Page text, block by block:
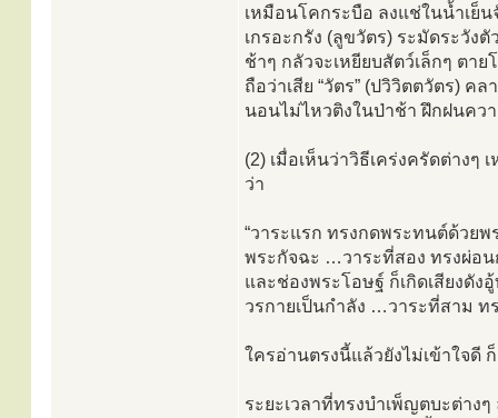
เหมือนโคกระบือ ลงแช่ในน้ำเย็
เกรอะกรัง (ลูขวัตร) ระมัดระวัง
ช้าๆ กลัวจะเหยียบสัตว์เล็กๆ ตา
ถือว่าเสีย “วัตร” (ปวิวิตตวัตร)
นอนไม่ไหวติงในป่าช้า ฝึกฝนคว
(2) เมื่อเห็นว่าวิธีเคร่งครัดต่าง
ว่า
“วาระแรก ทรงกดพระทนต์ด้วย
พระกัจฉะ …วาระที่สอง ทรงผ่อ
และช่องพระโอษฐ์ ก็เกิดเสียงดั
วรกายเป็นกำลัง …วาระที่สาม ท
ใครอ่านตรงนี้แล้วยังไม่เข้าใจดี
ระยะเวลาที่ทรงบำเพ็ญตบะต่าง